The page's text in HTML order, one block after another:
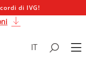
di IVG!
IT